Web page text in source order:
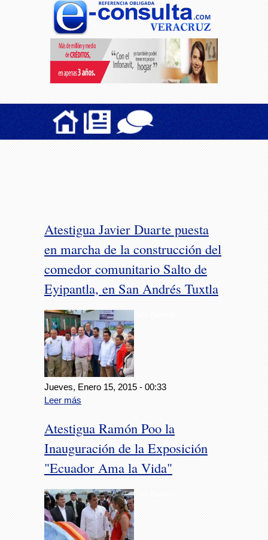
Atestigua Javier Duarte puesta
en marcha de la construcción del
comedor comunitario Salto de
Eyipantla, en San Andrés Tuxtla
Jueves, Enero 15, 2015 - 00:33
Leer más
Atestigua Ramón Poo la
Inauguración de la Exposición
"Ecuador Ama la Vida"